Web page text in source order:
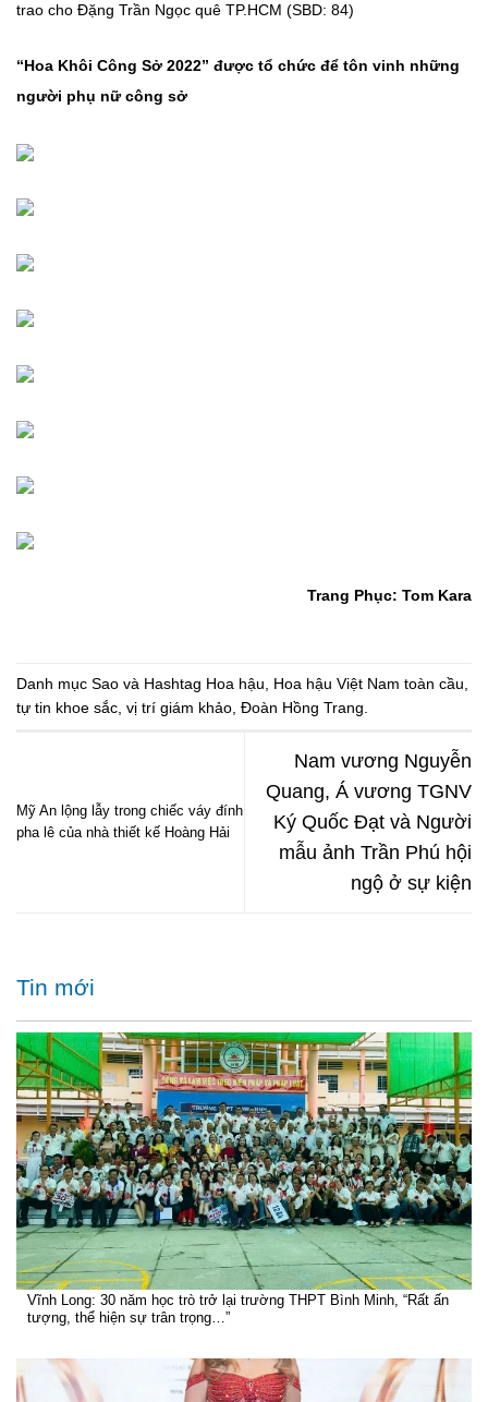
trao cho Đặng Trần Ngọc quê TP.HCM (SBD: 84)
“Hoa Khôi Công Sở 2022” được tổ chức để tôn vinh những
người phụ nữ công sở
Trang Phục: Tom Kara
Danh mục Sao và Hashtag Hoa hậu, Hoa hậu Việt Nam toàn cầu,
tự tin khoe sắc, vị trí giám khảo, Đoàn Hồng Trang.
Mỹ An lộng lẫy trong chiếc váy đính
pha lê của nhà thiết kế Hoàng Hải
Nam vương Nguyễn
Quang, Á vương TGNV
Ký Quốc Đạt và Người
mẫu ảnh Trần Phú hội
ngộ ở sự kiện
Tin mới
Vĩnh Long: 30 năm học trò trở lại trường THPT Bình Minh, “Rất ấn
tượng, thể hiện sự trân trọng…”